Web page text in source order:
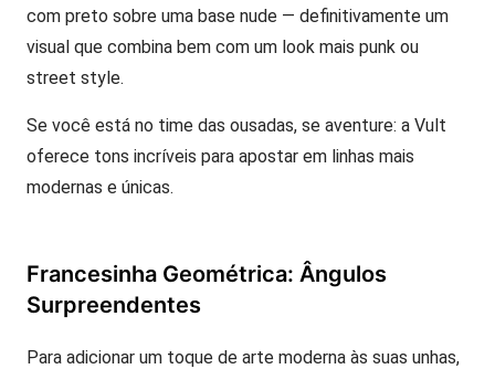
com preto sobre uma base nude — definitivamente um
visual que combina bem com um look mais punk ou
street style.
Se você está no time das ousadas, se aventure: a Vult
oferece tons incríveis para apostar em linhas mais
modernas e únicas.
Francesinha Geométrica: Ângulos
Surpreendentes
Para adicionar um toque de arte moderna às suas unhas,